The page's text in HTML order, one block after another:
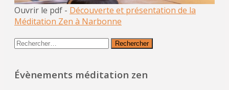
Ouvrir le pdf - Découverte et présentation de la
Méditation Zen à Narbonne
Rechercher :
Évènements méditation zen